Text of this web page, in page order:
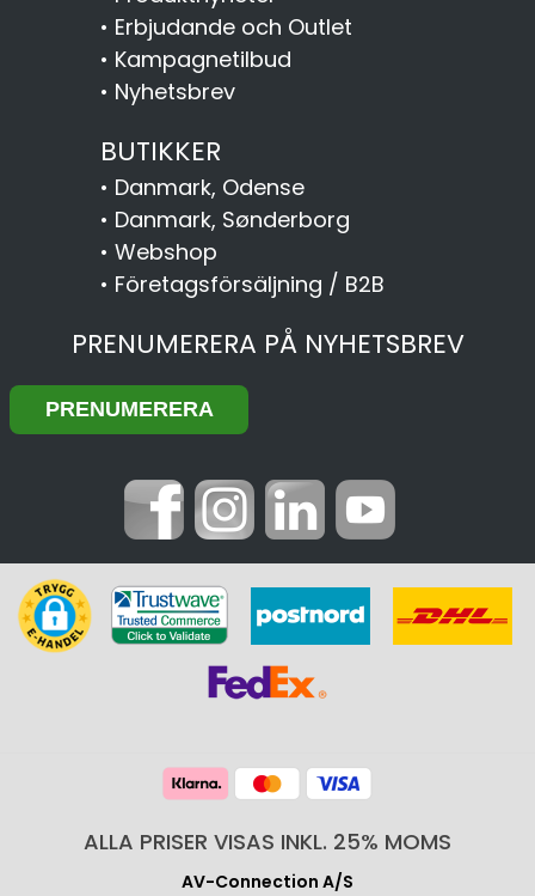
• Erbjudande och Outlet
• Kampagnetilbud
• Nyhetsbrev
BUTIKKER
• Danmark, Odense
• Danmark, Sønderborg
• Webshop
• Företagsförsäljning / B2B
PRENUMERERA PÅ NYHETSBREV
ALLA PRISER VISAS INKL. 25% MOMS
AV-Connection A/S